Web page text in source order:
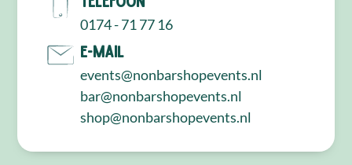
0174 - 71 77 16
E-mail
events@nonbarshopevents.nl
bar@nonbarshopevents.nl
shop@nonbarshopevents.nl